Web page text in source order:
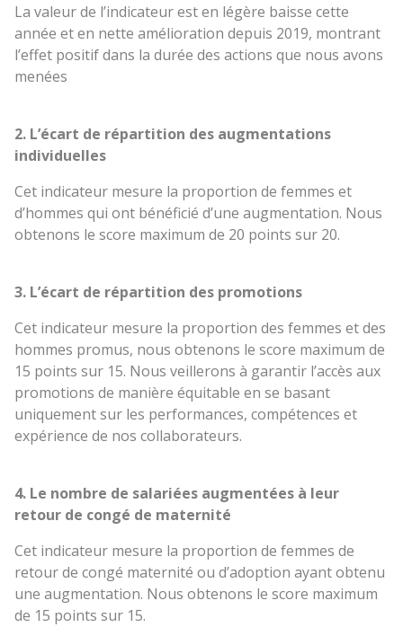
La valeur de l’indicateur est en légère baisse cette
année et en nette amélioration depuis 2019, montrant
l’effet positif dans la durée des actions que nous avons
menées
2. L’écart de répartition des augmentations
individuelles
Cet indicateur mesure la proportion de femmes et
d’hommes qui ont bénéficié d’une augmentation. Nous
obtenons le score maximum de 20 points sur 20.
3. L’écart de répartition des promotions
Cet indicateur mesure la proportion des femmes et des
hommes promus, nous obtenons le score maximum de
15 points sur 15. Nous veillerons à garantir l’accès aux
promotions de manière équitable en se basant
uniquement sur les performances, compétences et
expérience de nos collaborateurs.
4. Le nombre de salariées augmentées à leur
retour de congé de maternité
Cet indicateur mesure la proportion de femmes de
retour de congé maternité ou d’adoption ayant obtenu
une augmentation. Nous obtenons le score maximum
de 15 points sur 15.